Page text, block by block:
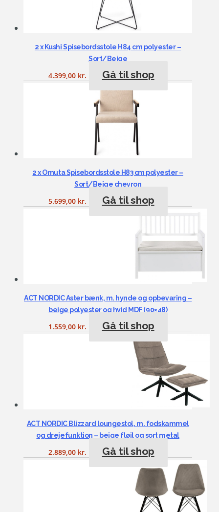
2 x Kushi Spisebordsstole H84 cm polyester –
Sort/Beige
4.399,00 kr. Gå til shop
2 x Omuta Spisebordsstole H83 cm polyester –
Sort/Beige chevron
5.699,00 kr. Gå til shop
ACT NORDIC Aster bænk, m. hynde og opbevaring –
beige polyester og hvid MDF (90×48)
1.559,00 kr. Gå til shop
ACT NORDIC Blizzard loungestol, m. fodskammel
og drejefunktion – beige fløjl og sort metal
2.889,00 kr. Gå til shop